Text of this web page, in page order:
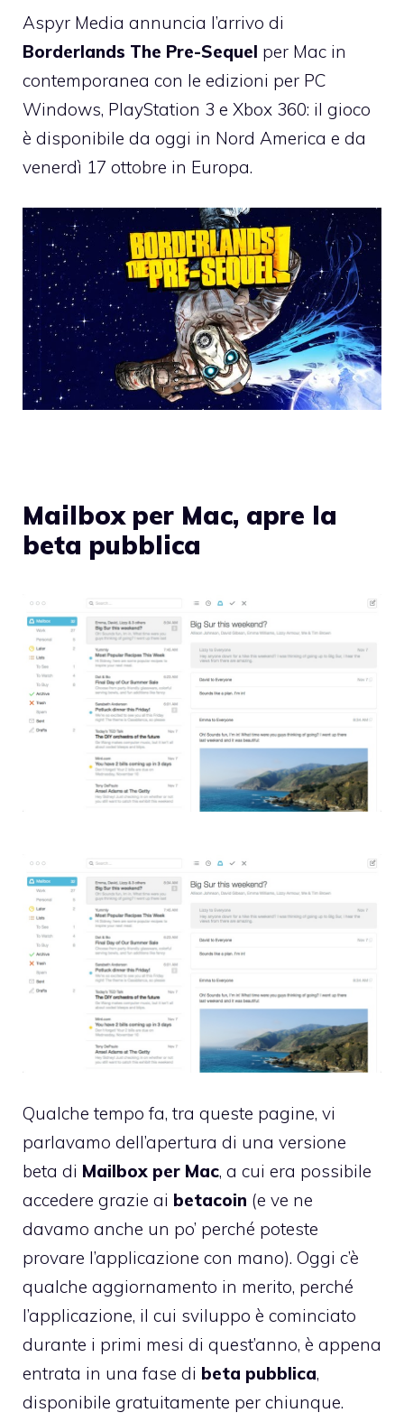
Aspyr Media annuncia l’arrivo di
Borderlands The Pre-Sequel per Mac in
contemporanea con le edizioni per PC
Windows, PlayStation 3 e Xbox 360: il gioco
è disponibile da oggi in Nord America e da
venerdì 17 ottobre in Europa.
Mailbox per Mac, apre la
beta pubblica
Qualche tempo fa, tra queste pagine, vi
parlavamo dell’apertura di una versione
beta di Mailbox per Mac, a cui era possibile
accedere grazie ai betacoin (e ve ne
davamo anche un po’ perché poteste
provare l’applicazione con mano). Oggi c’è
qualche aggiornamento in merito, perché
l’applicazione, il cui sviluppo è cominciato
durante i primi mesi di quest’anno, è appena
entrata in una fase di beta pubblica,
disponibile gratuitamente per chiunque.